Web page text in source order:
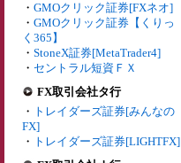
・ GMOクリック証券[FXネオ]
・ GMOクリック証券【くりっ
く365】
・ StoneX証券[MetaTrader4]
・ セントラル短資ＦＸ
FX取引会社タ行
・ トレイダーズ証券[みんなの
FX]
・ トレイダーズ証券[LIGHTFX]